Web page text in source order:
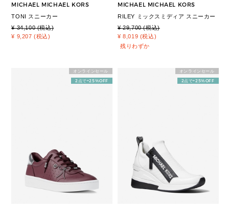
MICHAEL MICHAEL KORS
TONI スニーカー
¥ 34,100 (税込)
¥ 9,207 (税込)
MICHAEL MICHAEL KORS
RILEY ミックスミディア スニーカー
¥ 29,700 (税込)
¥ 8,019 (税込)
残りわずか
オンラインセール
2点で+25%OFF
オンラインセール
2点で+25%OFF